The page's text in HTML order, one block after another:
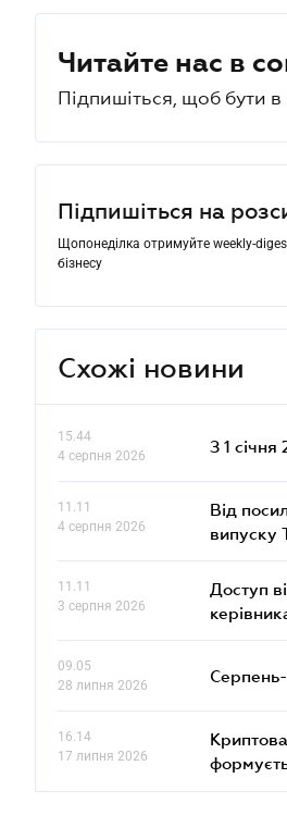
Читайте нас в
Підпишіться, щоб бути в
Підпишіться на
Щопонеділка отримуйте weekly-
бізнесу
Схожі новини
15.44
4 серпня 2026
З 1
11.11
4 серпня 2026
Від
випуску
11.11
3 серпня 2026
Доступ
09.05
28 липня 2026
16.14
17 липня 2026